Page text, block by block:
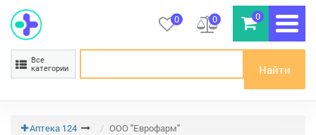
0 0 0
Все
категории
Найти
Аптека 124 ООО "Еврофарм"